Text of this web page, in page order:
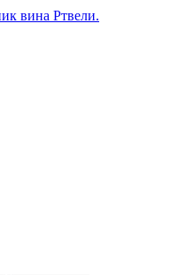
вина Ртвели.